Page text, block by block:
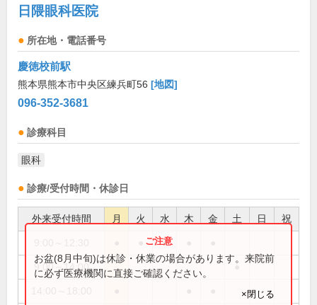
日隈眼科医院
所在地・電話番号
慶徳校前駅
熊本県熊本市中央区練兵町56 [地図]
096-352-3681
診療科目
眼科
診療/受付時間・休診日
外来受付時間 月 火 水 木 金 土 日 祝
●
9:00～14:00 ●
お盆(8月中旬)は休診・休業の場合があります。来院前
に必ず医療機関に直接ご確認ください。
×閉じる